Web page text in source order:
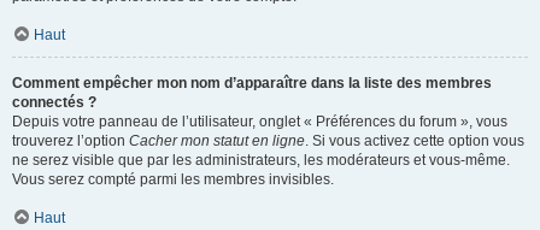
Haut
Comment empêcher mon nom d’apparaître dans la liste des membres
connectés ?
Depuis votre panneau de l’utilisateur, onglet « Préférences du forum », vous
trouverez l’option Cacher mon statut en ligne. Si vous activez cette option vous
ne serez visible que par les administrateurs, les modérateurs et vous-même.
Vous serez compté parmi les membres invisibles.
Haut